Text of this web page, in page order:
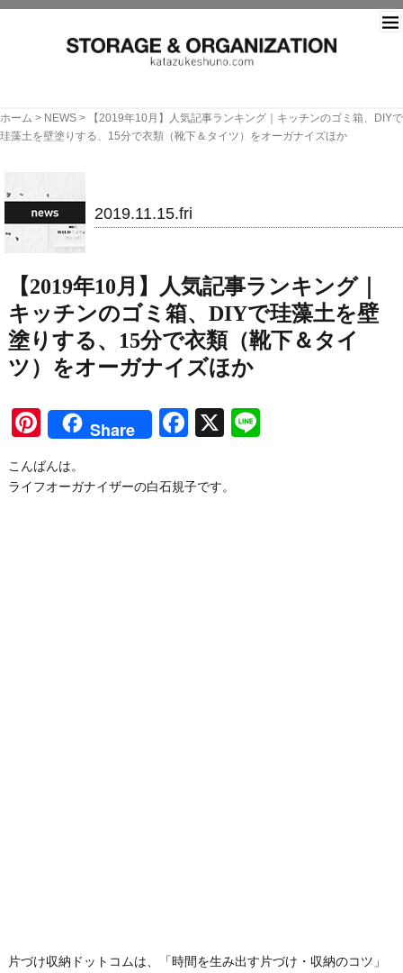
ホーム > NEWS >
【2019年10月】人気記事ランキング｜キッチンのゴミ箱、DIYで
珪藻土を壁塗りする、15分で衣類（靴下＆タイツ）をオーガナイズほか
2019.11.15.fri
【2019年10月】人気記事ランキング｜
キッチンのゴミ箱、DIYで珪藻土を壁
塗りする、15分で衣類（靴下＆タイ
ツ）をオーガナイズほか
Pinterest
Share Facebook
X
こんばんは。
ライフオーガナイザーの白石規子です。
片づけ収納ドットコムは、「時間を生み出す片づけ・収納のコツ」